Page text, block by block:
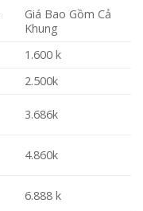
Giá Bao Gồm Cả
Khung
1.600 k
2.500k
3.686k
4.860k
6.888 k